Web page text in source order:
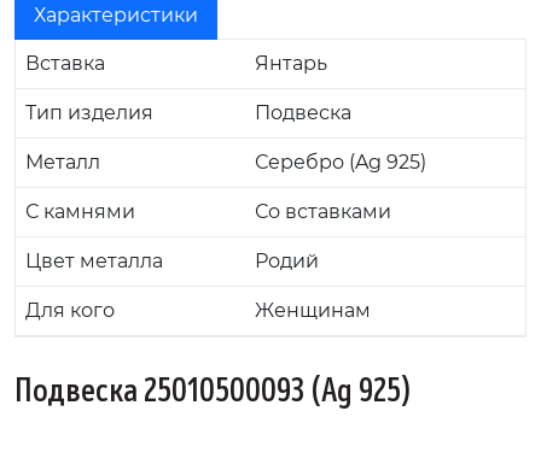
Характеристики
Вставка Янтарь
Тип изделия Подвеска
Металл Серебро (Ag 925)
С камнями Со вставками
Цвет металла Родий
Для кого Женщинам
Подвеска 25010500093 (Ag 925)